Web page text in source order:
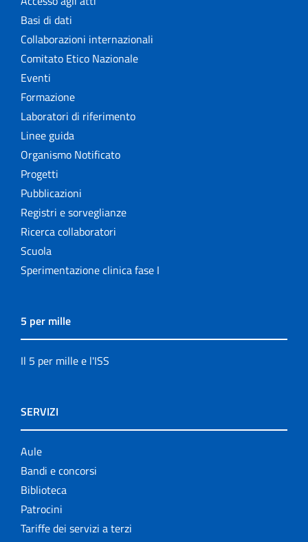
Basi di dati
Collaborazioni internazionali
Comitato Etico Nazionale
Eventi
Formazione
Laboratori di riferimento
Linee guida
Organismo Notificato
Progetti
Pubblicazioni
Registri e sorveglianze
Ricerca collaboratori
Scuola
Sperimentazione clinica fase I
5 per mille
Il 5 per mille e l'ISS
SERVIZI
Aule
Bandi e concorsi
Biblioteca
Patrocini
Tariffe dei servizi a terzi